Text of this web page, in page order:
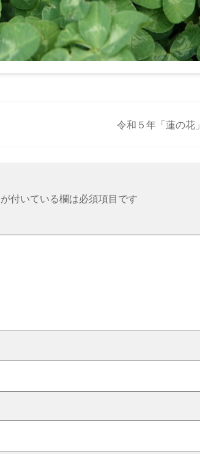
令和５年「蓮の花」
が付いている欄は必須項目です